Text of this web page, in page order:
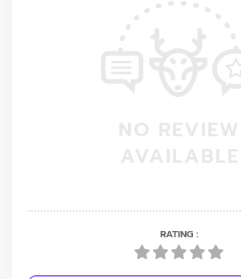
RATING :